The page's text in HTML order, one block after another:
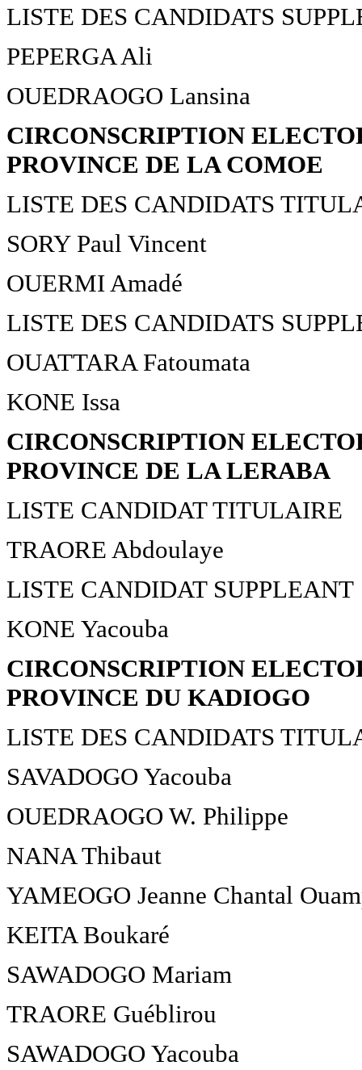
LISTE DES CANDIDATS
PEPERGA Ali
OUEDRAOGO Lansina
CIRCONSCRIPTION
PROVINCE DE LA COMOE
LISTE DES CANDIDATS
SORY Paul Vincent
OUERMI Amadé
LISTE DES CANDIDATS
OUATTARA Fatoumata
KONE Issa
CIRCONSCRIPTION
PROVINCE DE LA LERABA
LISTE CANDIDAT TITULAIRE
TRAORE Abdoulaye
LISTE CANDIDAT SUPPLEANT
KONE Yacouba
CIRCONSCRIPTION
PROVINCE DU KADIOGO
LISTE DES CANDIDATS
SAVADOGO Yacouba
OUEDRAOGO W. Philippe
NANA Thibaut
YAMEOGO Jeanne Chantal
KEITA Boukaré
SAWADOGO Mariam
TRAORE Guéblirou
SAWADOGO Yacouba